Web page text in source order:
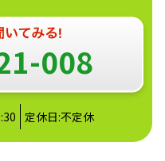
008
定休日:不定休